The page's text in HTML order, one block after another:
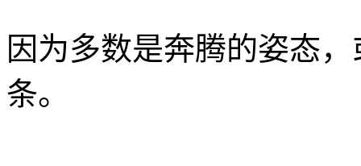
因为多数是奔腾的姿态
条。